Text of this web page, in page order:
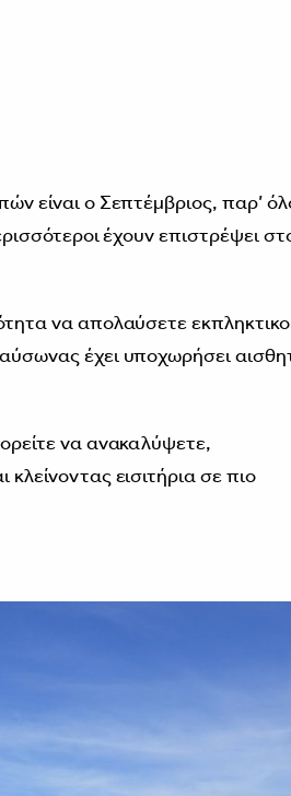
είναι ο Σεπτέμβριος, παρ’
έχουν επιστρέψει
να απολαύσετε
έχει υποχωρήσει
να ανακαλύψετε,
εισιτήρια σε πιο